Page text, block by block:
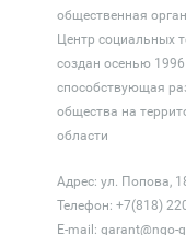
общественная
Центр социальных
создан осенью 1996
способствующая
общества на
области
Адрес: ул. Попова,
Телефон: +7(818)
E-mail: garant@ngo-